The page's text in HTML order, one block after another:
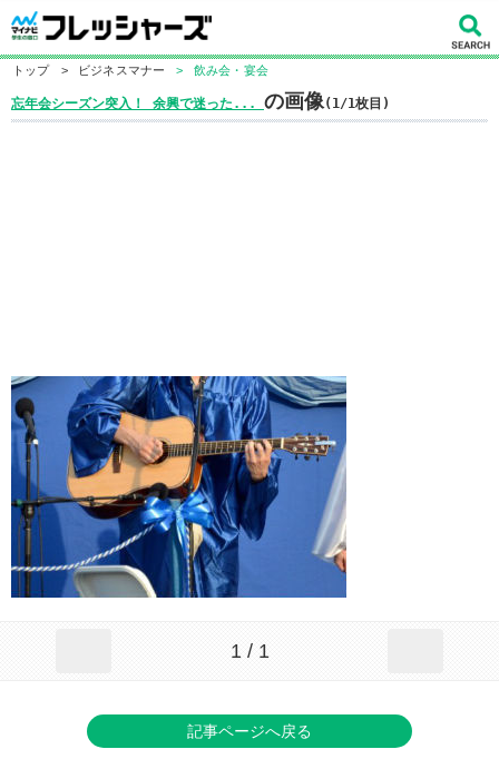
トップ > ビジネスマナー > 飲み会・宴会
忘年会シーズン突入！ 余興で迷った... の画像(1/1枚目)
1 / 1
記事ページへ戻る